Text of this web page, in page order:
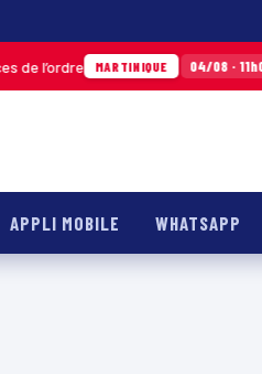
MARTINIQUE 04/08 · 11h06 Un
APPLI MOBILE WHATSAPP